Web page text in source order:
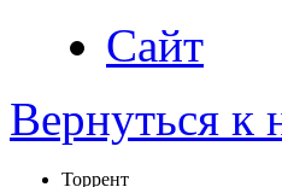
Сайт
Вернуться к
Торрент